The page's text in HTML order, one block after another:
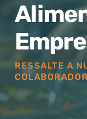
RESSALTE A